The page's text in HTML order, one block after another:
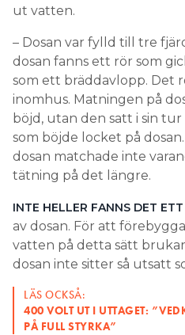
ut vatten.
– Dosan var fylld till tre
dosan fanns ett rör som
som ett bräddavlopp. Det
inomhus. Matningen på
böjd, utan den satt i sin
som böjde locket på
dosan matchade inte
tätning på det längre.
INTE HELLER FANNS DET
av dosan. För att
vatten på detta sätt
dosan inte sitter så utsatt
LÄS OCKSÅ:
400 VOLT UT I UTTAGET:
PÅ FULL STYRKA”